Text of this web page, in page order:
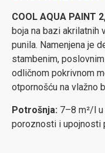
COOL AQUA PAINT
boja na bazi akrilatnih
punila. Namenjena je
stambenim,
odličnom pokrivnom
otpornošću na vlažno
Potrošnja: 7–8 m²/l
poroznosti i upojnosti